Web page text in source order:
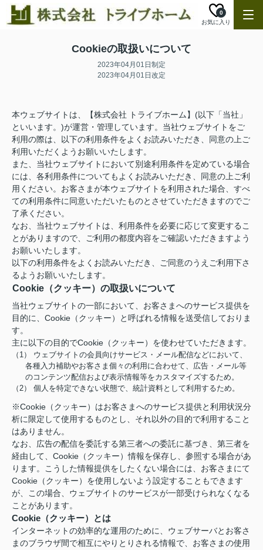
お気に入り
0
Cookieの取扱いについて
2023年04月01日制定
2023年04月01日改定
本ウェブサイトは、【株式会社 トライブホーム】(以下「当社」
といいます。)が運営・管理しています。当社ウェブサイトをご
利用の際は、以下の利用条件をよくお読みいただき、同意の上ご
利用いただくようお願いいたします。
また、当社ウェブサイトにおいて別途利用条件を定めている場合
には、各利用条件についてもよくお読みいただき、同意の上ご利
用ください。お客さまが本ウェブサイトを利用された場合、すべ
ての利用条件に同意いただいたものとさせていただきますのでご
了承ください。
なお、当社ウェブサイトは、利用条件を必要に応じて変更するこ
とがありますので、ご利用の都度内容をご確認いただきますよう
お願いいたします。
以下の利用条件をよくお読みいただき、ご同意のうえご利用下さ
るようお願いいたします。
Cookie（クッキー）の取扱いについて
当社ウェブサイトの一部において、お客さまへのサービス提供を
目的に、Cookie（クッキー）と呼ばれる情報を送受信しておりま
す。
主に以下の目的でCookie（クッキー）を使わせていただきます。
（1） ウェブサイトの会員向けサービス・メール配信などにおいて、
各種入力補助やお客さま個々の利用に合わせて、広告・メール等
のコンテンツ配信および表示情報等をカスタマイズするため。
（2） 個人を特定できない状態で、統計資料として利用するため。
※Cookie（クッキー）はお客さまへのサービス提供と利用状況分
析に限定して使用するものとし、それ以外の目的で利用すること
はありません。
なお、広告の配信を委託する第三者への委託に基づき、第三者を
経由して、Cookie（クッキー）情報を保存し、参照する場合があ
ります。こうした情報提供をしたくない場合には、お客さまにて
Cookie（クッキー）を使用しないよう設定することもできます
が、この場合、ウェブサイトのサービスが一部受けられなくなる
ことがあります。
Cookie（クッキー）とは
インターネットの効率的な運用のために、ウェブサーバとお客さ
まのブラウザ間で相互にやりとりされる情報で、お客さまの使用